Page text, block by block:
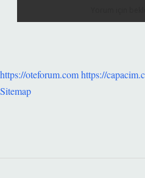
https://oteforum.comhttps://
Sitemap